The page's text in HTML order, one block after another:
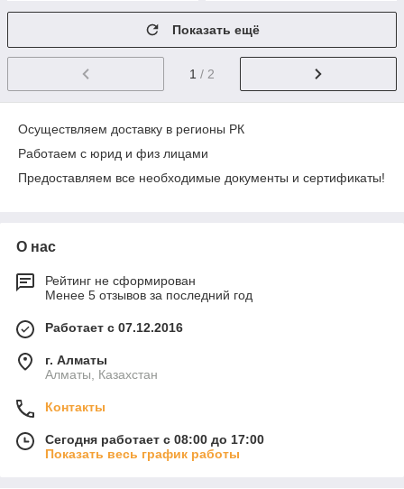
Показать ещё
1 / 2
Осуществляем доставку в регионы РК
Работаем c юрид и физ лицами
Предоставляем все необходимые документы и сертификаты!
О нас
Рейтинг не сформирован
Менее 5 отзывов за последний год
Работает с 07.12.2016
г. Алматы
Алматы, Казахстан
Контакты
Сегодня работает с 08:00 до 17:00
Показать весь график работы